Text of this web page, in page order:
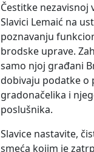
Čestitke nezavisnoj
Slavici Lemaić na
poznavanju
brodske uprave.
samo njoj građani
dobivaju podatke o
gradonačelika i
poslušnika.
Slavice nastavite,
smeća kojim je